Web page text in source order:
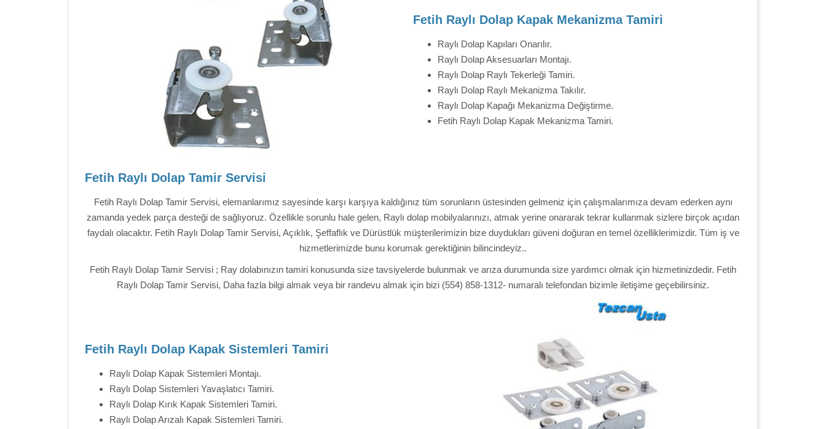
Fetih Raylı Dolap Kapak Mekanizma Tamiri
Raylı Dolap Kapıları Onarılır.
Raylı Dolap Aksesuarları Montajı.
Raylı Dolap Raylı Tekerleği Tamiri.
Raylı Dolap Raylı Mekanizma Takılır.
Raylı Dolap Kapağı Mekanizma Değiştirme.
Fetih Raylı Dolap Kapak Mekanizma Tamiri.
Fetih Raylı Dolap Tamir Servisi
Fetih Raylı Dolap Tamir Servisi, elemanlarımız sayesinde karşı karşıya kaldığınız tüm sorunların üstesinden gelmeniz için çalışmalarımıza devam ederken aynı
zamanda yedek parça desteği de sağlıyoruz. Özellikle sorunlu hale gelen, Raylı dolap mobilyalarınızı, atmak yerine onararak tekrar kullanmak sizlere birçok açıdan
faydalı olacaktır. Fetih Raylı Dolap Tamir Servisi, Açıklık, Şeffaflık ve Dürüstlük müşterilerimizin bize duydukları güveni doğuran en temel özelliklerimizdir. Tüm iş ve
hizmetlerimizde bunu korumak gerektiğinin bilincindeyiz..
Fetih Raylı Dolap Tamir Servisi ; Ray dolabınızın tamiri konusunda size tavsiyelerde bulunmak ve arıza durumunda size yardımcı olmak için hizmetinizdedir. Fetih
Raylı Dolap Tamir Servisi, Daha fazla bilgi almak veya bir randevu almak için bizi (554) 858-1312- numaralı telefondan bizimle iletişime geçebilirsiniz.
Fetih Raylı Dolap Kapak Sistemleri Tamiri
Raylı Dolap Kapak Sistemleri Montajı.
Raylı Dolap Sistemleri Yavaşlatıcı Tamiri.
Raylı Dolap Kırık Kapak Sistemleri Tamiri.
Raylı Dolap Arızalı Kapak Sistemleri Tamiri.